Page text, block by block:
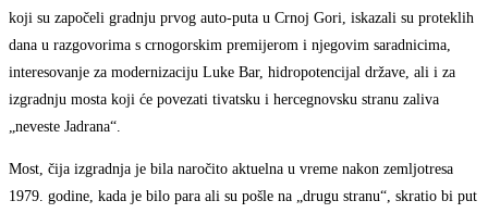
koji su započeli gradnju prvog auto-puta u Crnoj Gori, iskazali su proteklih
dana u razgovorima s crnogorskim premijerom i njegovim saradnicima,
interesovanje za modernizaciju Luke Bar, hidropotencijal države, ali i za
izgradnju mosta koji će povezati tivatsku i hercegnovsku stranu zaliva
„neveste Jadrana“.
Most, čija izgradnja je bila naročito aktuelna u vreme nakon zemljotresa
1979. godine, kada je bilo para ali su pošle na „drugu stranu“, skratio bi put